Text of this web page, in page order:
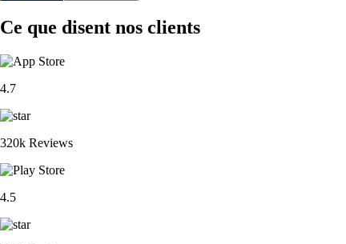
Ce que disent nos clients
4.7
320k Reviews
4.5